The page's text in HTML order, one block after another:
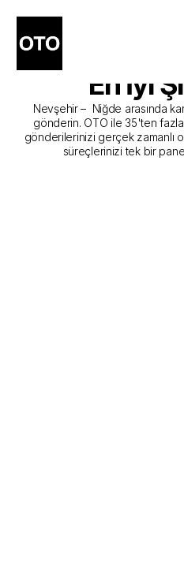
Nevşehir -
Gönderim
En İyi
Nevşehir –  Niğde arasında
gönderin. OTO ile 35'ten fazla
gönderilerinizi gerçek zamanlı
süreçlerinizi tek bir